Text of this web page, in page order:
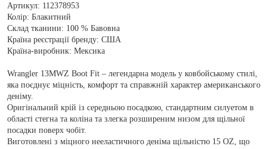
Артикул: 112378953
Колір:Блакитний
Склад тканини: 100 % Бавовна
Країна реєстрації бренду:США
Країна-виробник:Мексика
Wrangler 13MWZ Boot Fit – легендарна модель у ковбойському стилі,
яка поєднує міцність, комфорт та справжній характер американського
деніму.
Оригінальний крій із середньою посадкою, стандартним силуетом в
області стегна та коліна та злегка розширеним низом для щільної
посадки поверх чобіт.
Виготовлені з міцного нееластичного деніма щільністю 15 OZ, що